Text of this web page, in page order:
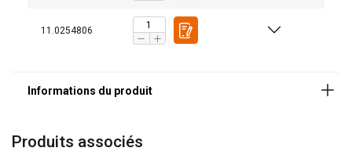
11.0254806
Produits associés